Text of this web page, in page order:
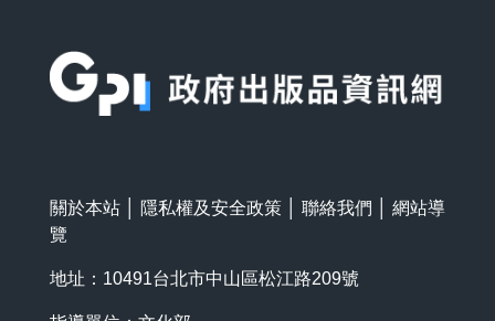
關於本站 隱私權及安全政策 聯絡我們
網站導
覽
地址：10491台北市中山區松江路209號